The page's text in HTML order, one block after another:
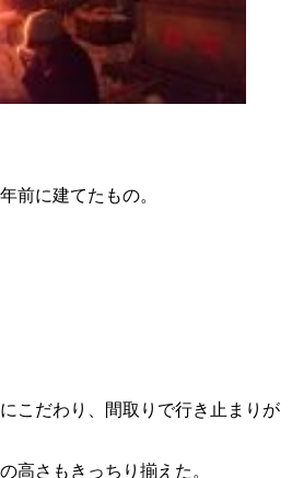
前に建てたもの。
こだわり、間取りで行き止まりが
高さもきっちり揃えた。